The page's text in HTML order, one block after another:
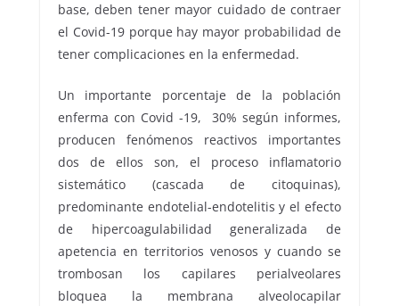
base, deben tener mayor cuidado de contraer
el Covid-19 porque hay mayor probabilidad de
tener complicaciones en la enfermedad.
Un importante porcentaje de la población
enferma con Covid -19, 30% según informes,
producen fenómenos reactivos importantes
dos de ellos son, el proceso inflamatorio
sistemático (cascada de citoquinas),
predominante endotelial-endotelitis y el efecto
de hipercoagulabilidad generalizada de
apetencia en territorios venosos y cuando se
trombosan los capilares perialveolares
bloquea la membrana alveolocapilar